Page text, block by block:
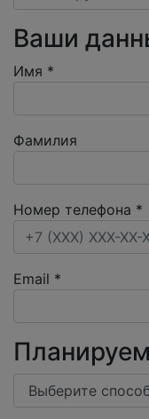
Ваши
Имя *
Фамилия
Номер телефона *
Email *